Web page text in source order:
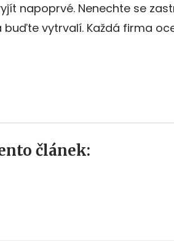
napoprvé. Nenechte se
buďte vytrvalí. Každá firma
článek: